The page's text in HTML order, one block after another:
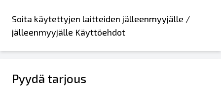
Soita käytettyjen laitteiden jälleenmyyjälle /
jälleenmyyjälle Käyttöehdot
Pyydä tarjous